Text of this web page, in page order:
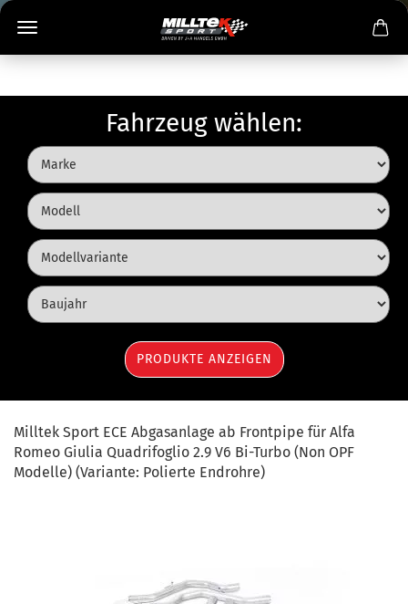
Fahrzeug wählen:
Milltek Sport ECE Abgasanlage ab Frontpipe für Alfa
Romeo Giulia Quadrifoglio 2.9 V6 Bi-Turbo (Non OPF
Modelle) (Variante: Polierte Endrohre)